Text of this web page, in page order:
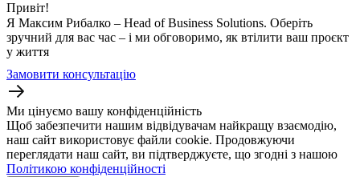
Привіт!
Я Максим Рибалко – Head of Business Solutions. Оберіть
зручний для вас час – і ми обговоримо, як втілити ваш проєкт
у життя
Замовити консультацію
Ми цінуємо вашу конфіденційність
Щоб забезпечити нашим відвідувачам найкращу взаємодію,
наш сайт використовує файли cookie. Продовжуючи
переглядати наш сайт, ви підтверджуєте, що згодні з нашою
Політикою конфіденційності